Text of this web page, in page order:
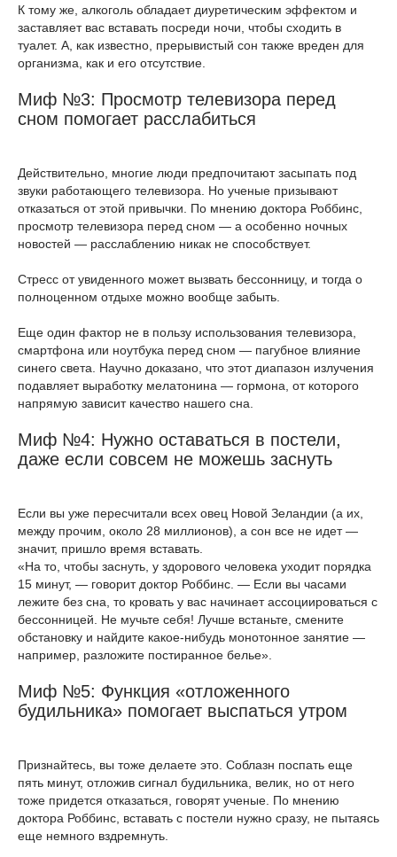
К тому же, алкоголь обладает диуретическим эффектом и
заставляет вас вставать посреди ночи, чтобы сходить в
туалет. А, как известно, прерывистый сон также вреден для
организма, как и его отсутствие.
Миф №3: Просмотр телевизора перед
сном помогает расслабиться
Действительно, многие люди предпочитают засыпать под
звуки работающего телевизора. Но ученые призывают
отказаться от этой привычки. По мнению доктора Роббинс,
просмотр телевизора перед сном — а особенно ночных
новостей — расслаблению никак не способствует.
Стресс от увиденного может вызвать бессонницу, и тогда о
полноценном отдыхе можно вообще забыть.
Еще один фактор не в пользу использования телевизора,
смартфона или ноутбука перед сном — пагубное влияние
синего света. Научно доказано, что этот диапазон излучения
подавляет выработку мелатонина — гормона, от которого
напрямую зависит качество нашего сна.
Миф №4: Нужно оставаться в постели,
даже если совсем не можешь заснуть
Если вы уже пересчитали всех овец Новой Зеландии (а их,
между прочим, около 28 миллионов), а сон все не идет —
значит, пришло время вставать.
«На то, чтобы заснуть, у здорового человека уходит порядка
15 минут, — говорит доктор Роббинс. — Если вы часами
лежите без сна, то кровать у вас начинает ассоциироваться с
бессонницей. Не мучьте себя! Лучше встаньте, смените
обстановку и найдите какое-нибудь монотонное занятие —
например, разложите постиранное белье».
Миф №5: Функция «отложенного
будильника» помогает выспаться утром
Признайтесь, вы тоже делаете это. Соблазн поспать еще
пять минут, отложив сигнал будильника, велик, но от него
тоже придется отказаться, говорят ученые. По мнению
доктора Роббинс, вставать с постели нужно сразу, не пытаясь
еще немного вздремнуть.